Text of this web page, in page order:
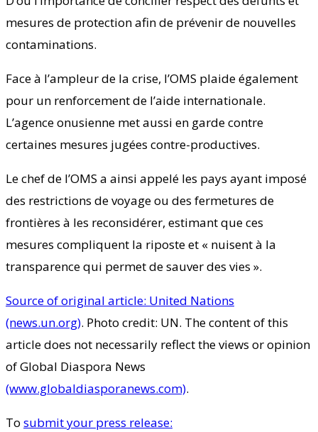
mesures de protection afin de prévenir de nouvelles
contaminations.
Face à l’ampleur de la crise, l’OMS plaide également
pour un renforcement de l’aide internationale.
L’agence onusienne met aussi en garde contre
certaines mesures jugées contre-productives.
Le chef de l’OMS a ainsi appelé les pays ayant imposé
des restrictions de voyage ou des fermetures de
frontières à les reconsidérer, estimant que ces
mesures compliquent la riposte et « nuisent à la
transparence qui permet de sauver des vies ».
Source of original article: United Nations
(news.un.org). Photo credit: UN. The content of this
article does not necessarily reflect the views or opinion
of Global Diaspora News
(www.globaldiasporanews.com).
To submit your press release: